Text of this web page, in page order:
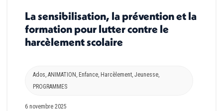
La sensibilisation, la prévention et la
formation pour lutter contre le
harcèlement scolaire
Ados, ANIMATION , Enfance, Harcèlement, Jeunesse,
PROGRAMMES
6 novembre 2025